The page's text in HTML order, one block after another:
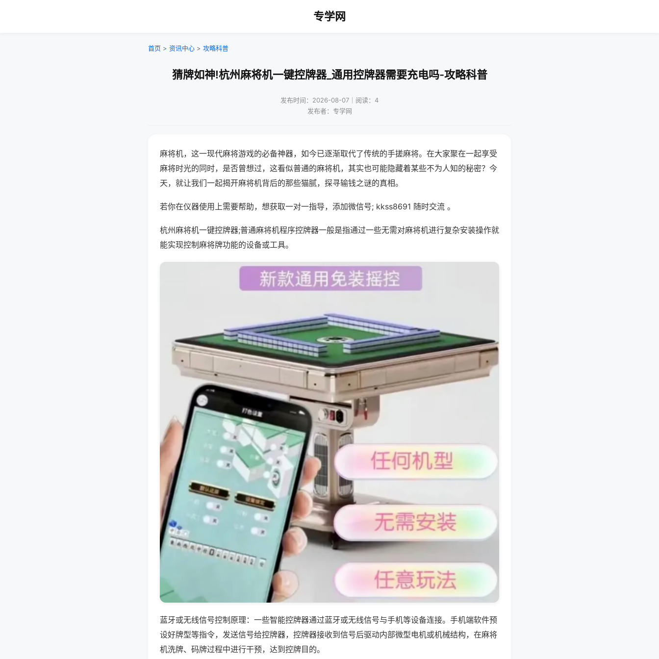
专学网
首页 > 资讯中心 > 攻略科普
猜牌如神!杭州麻将机一键控牌器_通用控牌器需要充电吗-攻略科普
发布时间：2026-08-07｜阅读：4
发布者：专学网
麻将机，这一现代麻将游戏的必备神器，如今已逐渐取代了传统的手搓麻将。在大家聚在一起享受
麻将时光的同时，是否曾想过，这看似普通的麻将机，其实也可能隐藏着某些不为人知的秘密？今
天，就让我们一起揭开麻将机背后的那些猫腻，探寻输钱之谜的真相。
若你在仪器使用上需要帮助，想获取一对一指导，添加微信号; kkss8691 随时交流 。
杭州麻将机一键控牌器;普通麻将机程序控牌器一般是指通过一些无需对麻将机进行复杂安装操作就
能实现控制麻将牌功能的设备或工具。
蓝牙或无线信号控制原理：一些智能控牌器通过蓝牙或无线信号与手机等设备连接。手机端软件预
设好牌型等指令，发送信号给控牌器，控牌器接收到信号后驱动内部微型电机或机械结构，在麻将
机洗牌、码牌过程中进行干预，达到控牌目的。